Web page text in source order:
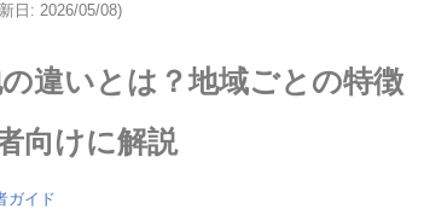
日: 2026/05/08)
違いとは？地域ごとの特徴
向けに解説
ガイド